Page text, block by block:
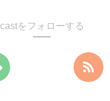
castをフォローする